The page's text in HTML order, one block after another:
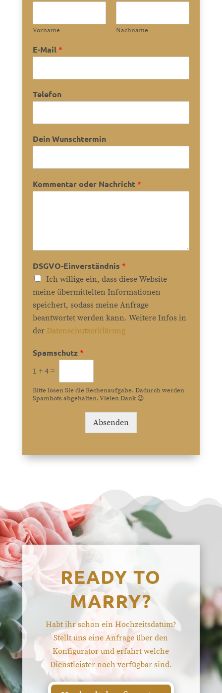
Vorname Nachname
E-Mail *
Telefon
Dein Wunschtermin
Kommentar oder Nachricht *
DSGVO-Einverständnis *
Ich willige ein, dass diese Website
meine übermittelten Informationen
speichert, sodass meine Anfrage
beantwortet werden kann. Weitere Infos in
der Datenschutzerklärung
Spamschutz *
1 + 4 =
Bitte lösen Sie die Rechenaufgabe. Dadurch werden
Spambots abgehalten. Vielen Dank 😉
Absenden
READY TO
MARRY?
Habt ihr schon ein Hochzeitsdatum?
Stellt uns eine Anfrage über den
Konfigurator und erfahrt welche
Dienstleister noch verfügbar sind.